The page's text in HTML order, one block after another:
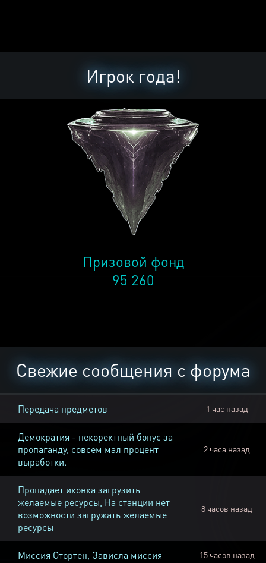
Игрок года!
Призовой фонд
95 260
Свежие сообщения с форума
Передача предметов 1 час назад
Демократия - некоректный бонус за
пропаганду, совсем мал процент
выработки.
2 часа назад
Пропадает иконка загрузить
желаемые ресурсы, На станции нет
возможности загружать желаемые
ресурсы
8 часов назад
Миссия Отортен, Зависла миссия 15 часов назад